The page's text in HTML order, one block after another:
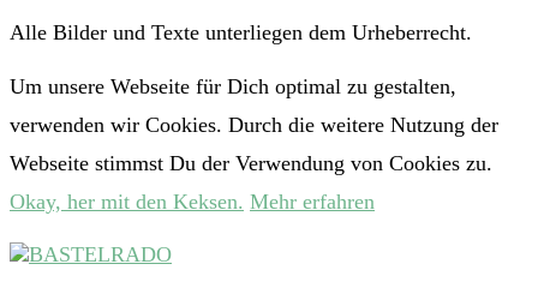
Alle Bilder und Texte unterliegen dem Urheberrecht.
Um unsere Webseite für Dich optimal zu gestalten,
verwenden wir Cookies. Durch die weitere Nutzung der
Webseite stimmst Du der Verwendung von Cookies zu.
Okay, her mit den Keksen. Mehr erfahren